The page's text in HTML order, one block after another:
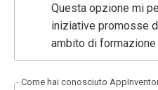
Questa opzione mi
iniziative promosse
ambito di formazione
Come hai conosciuto